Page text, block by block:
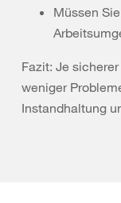
Müssen
Fazit: Je
weniger
Instandhaltung